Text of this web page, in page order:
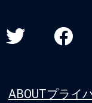
ABOUTプライ